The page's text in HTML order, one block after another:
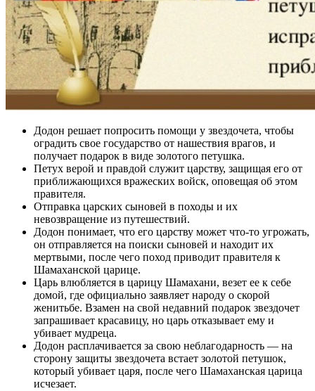
Додон решает попросить помощи у звездочета, чтобы
оградить свое государство от нашествия врагов, и
получает подарок в виде золотого петушка.
Петух верой и правдой служит царству, защищая его от
приближающихся вражеских войск, оповещая об этом
правителя.
Отправка царских сыновей в походы и их
невозвращение из путешествий.
Додон понимает, что его царству может что-то угрожать,
он отправляется на поиски сыновей и находит их
мертвыми, после чего поход приводит правителя к
Шамаханской царице.
Царь влюбляется в царицу Шамахани, везет ее к себе
домой, где официально заявляет народу о скорой
женитьбе. Взамен на свой недавний подарок звездочет
запрашивает красавицу, но царь отказывает ему и
убивает мудреца.
Додон расплачивается за свою неблагодарность — на
сторону защиты звездочета встает золотой петушок,
который убивает царя, после чего Шамаханская царица
исчезает.